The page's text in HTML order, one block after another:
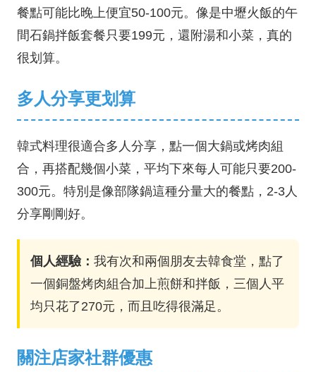
餐點可能比晚上便宜50-100元。像是中壢火飯的午
間石鍋拌飯套餐只要199元，還附湯和小菜，真的
很划算。
多人分享更划算
韓式料理很適合多人分享，點一個大鍋或烤肉組
合，再搭配幾個小菜，平均下來每人可能只要200-
300元。特別是像部隊鍋這種分量大的餐點，2-3人
分享剛剛好。
個人經驗： 我有次和兩個朋友去韓食堂，點了
一個銅盤烤肉組合加上煎餅和拌飯，三個人平
均只花了270元，而且吃得很滿足。
關注店家社群優惠